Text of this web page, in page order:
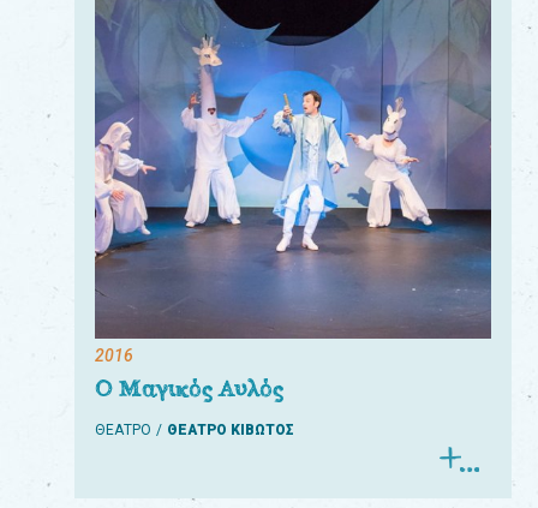
2016
Ο Μαγικός Αυλός
ΘΕΑΤΡΟ ΘΕΑΤΡΟ ΚΙΒΩΤΟΣ